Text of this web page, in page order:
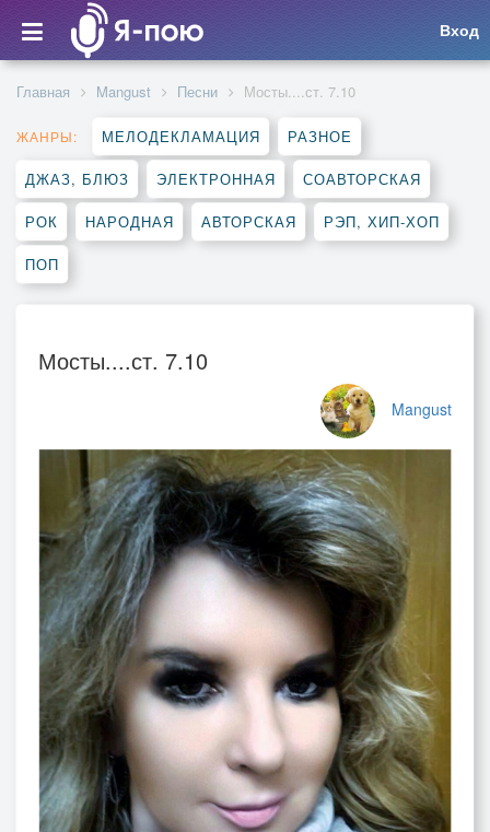
Вход
Главная Mangust Песни Мосты....ст. 7.10
ЖАНРЫ: МЕЛОДЕКЛАМАЦИЯ РАЗНОЕ
ДЖАЗ, БЛЮЗ ЭЛЕКТРОННАЯ СОАВТОРСКАЯ
РОК НАРОДНАЯ АВТОРСКАЯ РЭП, ХИП-ХОП
ПОП
Мосты....ст. 7.10
Mangust